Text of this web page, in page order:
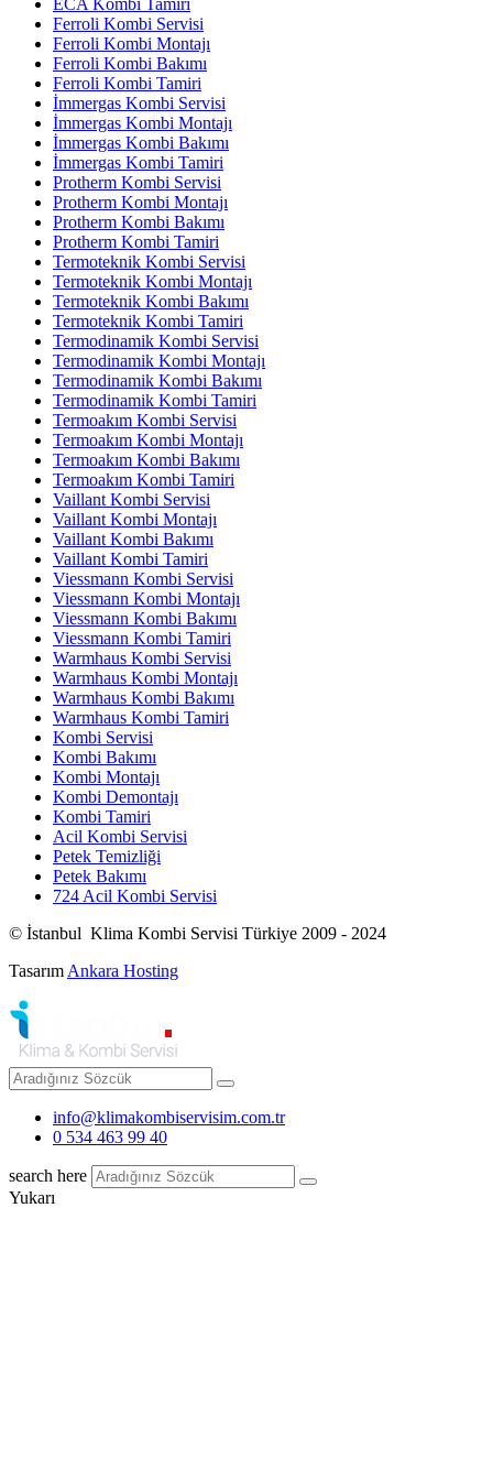
ECA Kombi Tamiri
Ferroli Kombi Servisi
Ferroli Kombi Montajı
Ferroli Kombi Bakımı
Ferroli Kombi Tamiri
İmmergas Kombi Servisi
İmmergas Kombi Montajı
İmmergas Kombi Bakımı
İmmergas Kombi Tamiri
Protherm Kombi Servisi
Protherm Kombi Montajı
Protherm Kombi Bakımı
Protherm Kombi Tamiri
Termoteknik Kombi Servisi
Termoteknik Kombi Montajı
Termoteknik Kombi Bakımı
Termoteknik Kombi Tamiri
Termodinamik Kombi Servisi
Termodinamik Kombi Montajı
Termodinamik Kombi Bakımı
Termodinamik Kombi Tamiri
Termoakım Kombi Servisi
Termoakım Kombi Montajı
Termoakım Kombi Bakımı
Termoakım Kombi Tamiri
Vaillant Kombi Servisi
Vaillant Kombi Montajı
Vaillant Kombi Bakımı
Vaillant Kombi Tamiri
Viessmann Kombi Servisi
Viessmann Kombi Montajı
Viessmann Kombi Bakımı
Viessmann Kombi Tamiri
Warmhaus Kombi Servisi
Warmhaus Kombi Montajı
Warmhaus Kombi Bakımı
Warmhaus Kombi Tamiri
Kombi Servisi
Kombi Bakımı
Kombi Montajı
Kombi Demontajı
Kombi Tamiri
Acil Kombi Servisi
Petek Temizliği
Petek Bakımı
724 Acil Kombi Servisi
© İstanbul Klima Kombi Servisi Türkiye 2009 - 2024
TasarımAnkara Hosting
info@klimakombiservisim.com.tr
0 534 463 99 40
search here
Yukarı